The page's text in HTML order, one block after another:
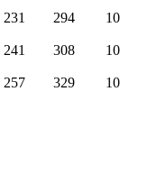
231 294 10
241 308 10
257 329 10